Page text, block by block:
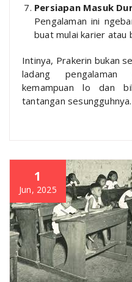
Persiapan Masuk
Pengalaman ini
buat mulai karier atau
Intinya, Prakerin bukan
ladang
kemampuan lo dan
tantangan sesungguhnya.
1
Jun, 2025